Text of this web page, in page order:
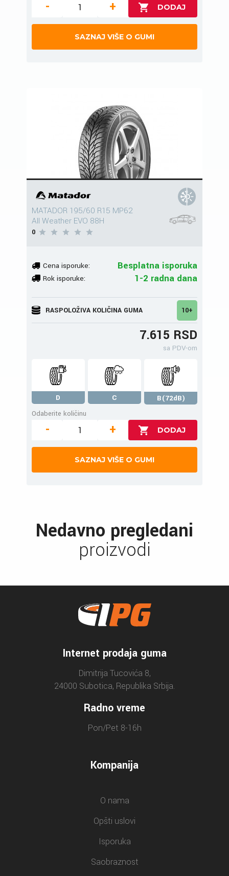
- +
SAZNAJ VIŠE O GUMI
MATADOR 195/60 R15 MP62
All Weather EVO 88H
0
Cena isporuke: Besplatna isporuka
Rok isporuke: 1-2 radna dana
RASPOLOŽIVA KOLIČINA GUMA 10+
7.615 RSD
sa PDV-om
D C
B(72dB)
Odaberite količinu
- +
SAZNAJ VIŠE O GUMI
Nedavno pregledani
proizvodi
Internet prodaja guma
Dimitrija Tucovića 8,
24000 Subotica, Republika Srbija.
Radno vreme
Pon/Pet 8-16h
Kompanija
O nama
Opšti uslovi
Isporuka
Saobraznost